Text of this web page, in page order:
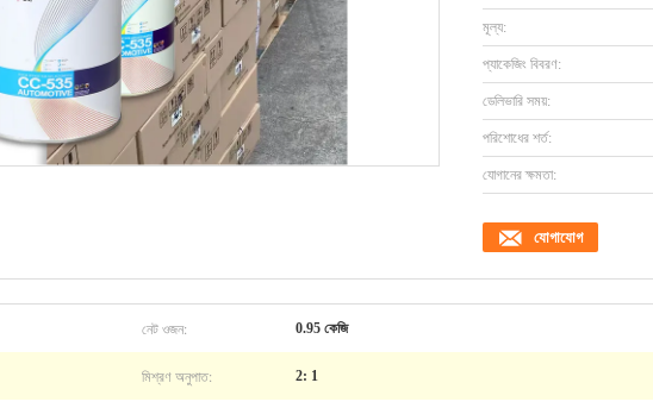
মূল্য:
প্যাকেজিং বিবরণ:
ডেলিভারি সময়:
পরিশোধের শর্ত:
যোগানের ক্ষমতা:
যোগাযোগ
নেট ওজন: 0.95 কেজি
মিশ্রণ অনুপাত: 2: 1